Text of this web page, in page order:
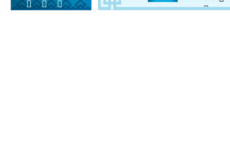
 